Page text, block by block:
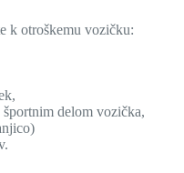
k otroškemu vozičku:
delom vozička,